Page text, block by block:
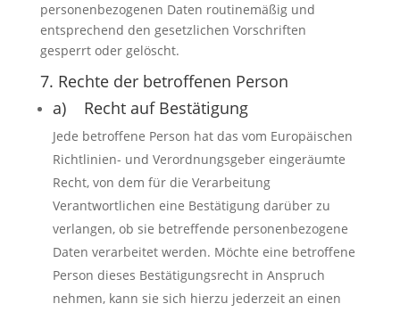
personenbezogenen Daten routinemäßig und
entsprechend den gesetzlichen Vorschriften
gesperrt oder gelöscht.
7. Rechte der betroffenen Person
a) Recht auf Bestätigung
Jede betroffene Person hat das vom Europäischen
Richtlinien- und Verordnungsgeber eingeräumte
Recht, von dem für die Verarbeitung
Verantwortlichen eine Bestätigung darüber zu
verlangen, ob sie betreffende personenbezogene
Daten verarbeitet werden. Möchte eine betroffene
Person dieses Bestätigungsrecht in Anspruch
nehmen, kann sie sich hierzu jederzeit an einen